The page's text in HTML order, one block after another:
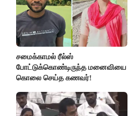
சமைக்காமல் ரீல்ஸ்
போட்டுக்கொண்டிருந்த மனைவியை
கொலை செய்த கணவர்!